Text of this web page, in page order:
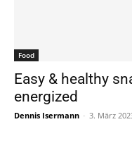
Food
Easy & healthy
energized
Dennis Isermann - 3. März